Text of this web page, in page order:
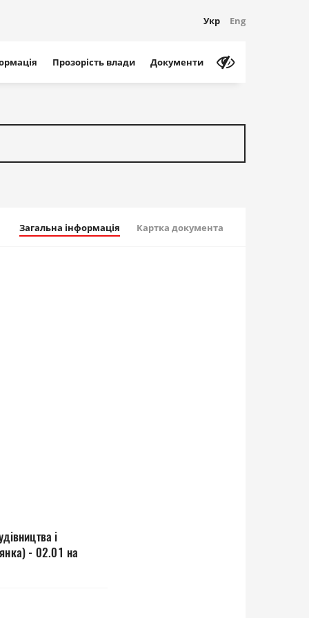
Укр Eng
Прозорість влади Документи
Загальна інформація Картка документа
і
- 02.01 на